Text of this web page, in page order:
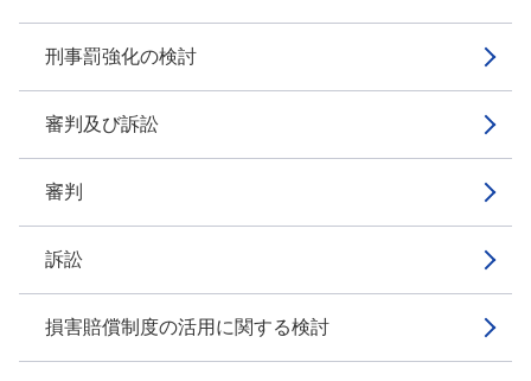
刑事罰強化の検討
審判及び訴訟
審判
訴訟
損害賠償制度の活用に関する検討